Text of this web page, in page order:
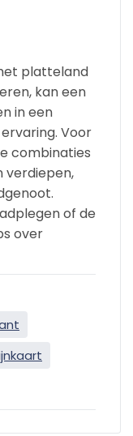
platteland
kan een
in een
Voor
combinaties
verdiepen,
of de
over